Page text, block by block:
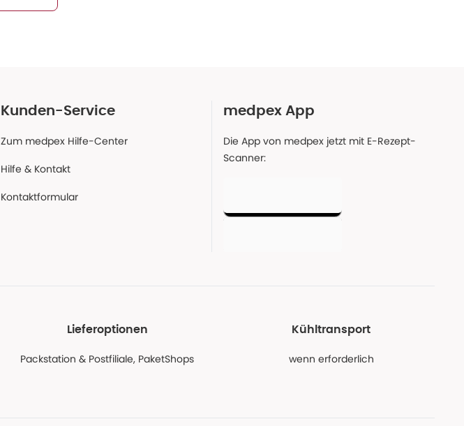
Kunden-Service
Zum medpex Hilfe-Center
Hilfe & Kontakt
Kontaktformular
medpex App
Die App von medpex jetzt mit E-Rezept-
Scanner:
Lieferoptionen
Packstation & Postfiliale, PaketShops
Kühltransport
wenn erforderlich